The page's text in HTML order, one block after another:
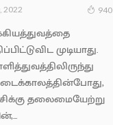
2022 940
முடியாது.
தலைமையேற்று